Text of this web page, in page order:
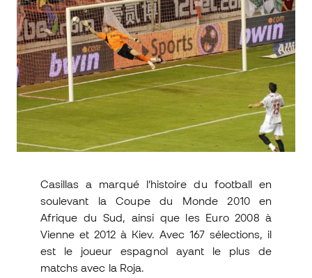
Casillas a marqué l’histoire du football en
soulevant la Coupe du Monde 2010 en
Afrique du Sud, ainsi que les Euro 2008 à
Vienne et 2012 à Kiev. Avec 167 sélections, il
est le joueur espagnol ayant le plus de
matchs avec la Roja.